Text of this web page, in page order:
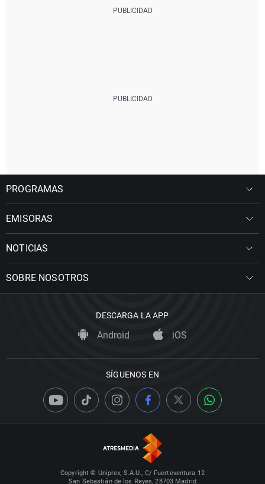
PROGRAMAS
EMISORAS
NOTICIAS
SOBRE NOSOTROS
DESCARGA LA APP
Android iOS
SÍGUENOS EN
Copyright © Uniprex, S.A.U., C/ Fuerteventura 12
San Sebastián de los Reyes, 28703 Madrid